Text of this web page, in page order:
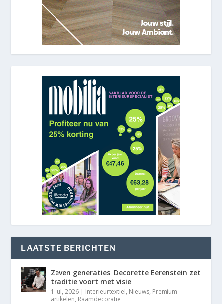
LAATSTE BERICHTEN
Zeven generaties: Decorette Eerenstein zet
traditie voort met visie
1 jul, 2026 | Interieurtextiel, Nieuws, Premium
artikelen, Raamdecoratie